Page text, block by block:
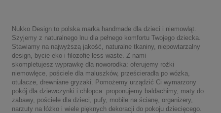
Nukko Design to polska marka handmade dla dzieci i niemowląt.
Szyjemy z naturalnego lnu dla pełnego komfortu Twojego dziecka.
Stawiamy na najwyższą jakość, naturalne tkaniny, niepowtarzalny
design, bycie eko i filozofię less waste. Z nami
skompletujesz wyprawkę dla noworodka: oferujemy rożki
niemowlęce, pościele dla maluszków, prześcieradła po wózka,
otulacze, drewniane gryzaki. Pomożemy urządzić Ci wymarzony
pokój dla dziewczynki i chłopca: proponujemy baldachimy, maty do
zabawy, pościele dla dzieci, pufy, mobile na ścianę, organizery,
narzuty na łóżko i wiele pięknych dekoracji do pokoju dziecięcego.